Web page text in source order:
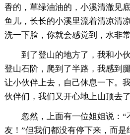
香的，草绿油油的，小溪清澈见
鱼儿，长长的小溪里流着清凉清
洗一下脸，你就会感觉到，水非
到了登山的地方了，我和小
登山石阶，爬到了半路，我感到
让小伙伴上去，自己休息一下。
伙伴们，我们又开心地上山顶去了
忽然，上面有一位姐姐说：“
友！”但我们都没有停下来，而